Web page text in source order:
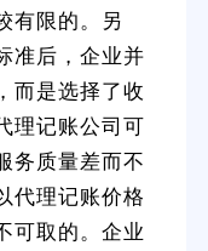
有限的。另
准后，企业并
而是选择了收
理记账公司可
务质量差而不
代理记账价格
可取的。企业